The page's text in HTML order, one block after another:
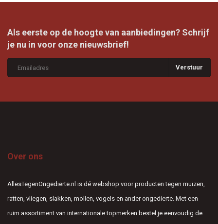
Als eerste op de hoogte van aanbiedingen? Schrijf
je nu in voor onze nieuwsbrief!
Verstuur
Over ons
AllesTegenOngedierte.nl is dé webshop voor producten tegen muizen,
ratten, vliegen, slakken, mollen, vogels en ander ongedierte. Met een
ruim assortiment van internationale topmerken bestel je eenvoudig de